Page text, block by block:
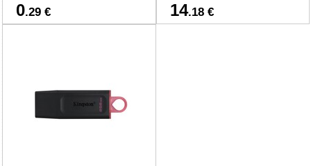
0.29 € 14.18 €